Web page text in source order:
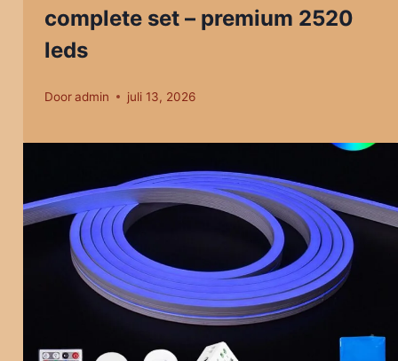
complete set – premium 2520
leds
Door admin juli 13, 2026